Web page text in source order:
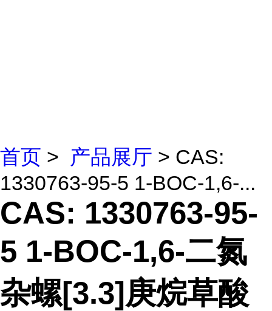
首页 > 产品展厅 > CAS:
1330763-95-5 1-BOC-1,6-...
CAS: 1330763-95-
5 1-BOC-1,6-二氮
杂螺[3.3]庚烷草酸